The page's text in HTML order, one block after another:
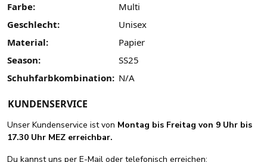
Farbe:
Multi
Geschlecht:
Unisex
Material:
Papier
Season:
SS25
Schuhfarbkombination: N/A
KUNDENSERVICE
Unser Kundenservice ist von Montag bis Freitag von 9 Uhr bis
17.30 Uhr MEZ erreichbar.
Du kannst uns per E-Mail oder telefonisch erreichen: